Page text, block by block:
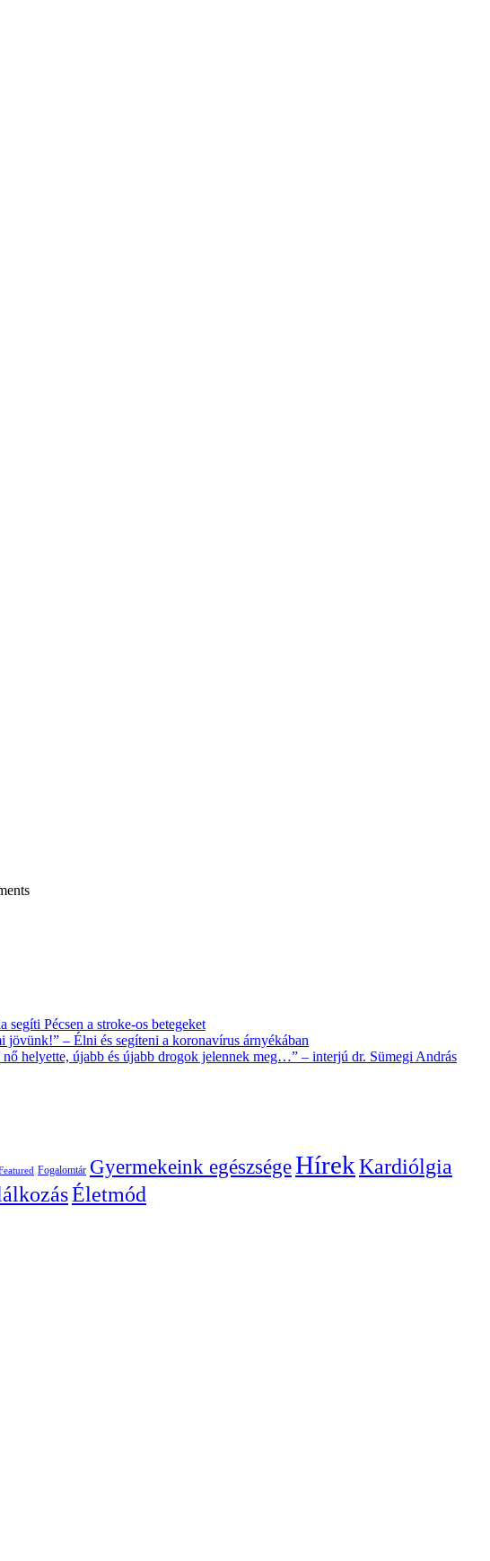
segíti Pécsen a stroke-os betegeket
– Élni és segíteni a koronavírus árnyékában
nő helyette, újabb és újabb drogok jelennek meg…” – interjú dr. Sümegi András
Fogalomtár Gyermekeink egészségeHírekKardiólgia
Életmód